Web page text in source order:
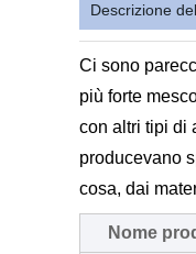
Descrizione
Ci sono
più forte
con altri tipi di
producevano
cosa, dai
Nome